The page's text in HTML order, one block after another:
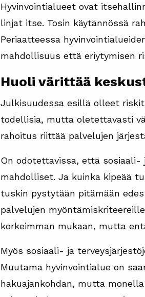
Hyvinvointialueet ovat
linjat itse. Tosin käytännössä
Periaatteessa
mahdollisuus että eriytymisen
Huoli värittää
Julkisuudessa esillä olleet
todellisia, mutta oletettavasti
rahoitus riittää palvelujen
On odotettavissa, että sosiaali-
mahdolliset. Ja kuinka kipeää
tuskin pystytään pitämään
palvelujen
korkeimman mukaan, mutta
Myös sosiaali- ja
Muutama hyvinvointialue on
hakuajankohdan, mutta